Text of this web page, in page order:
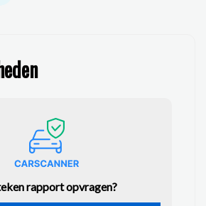
rapport opvragen?